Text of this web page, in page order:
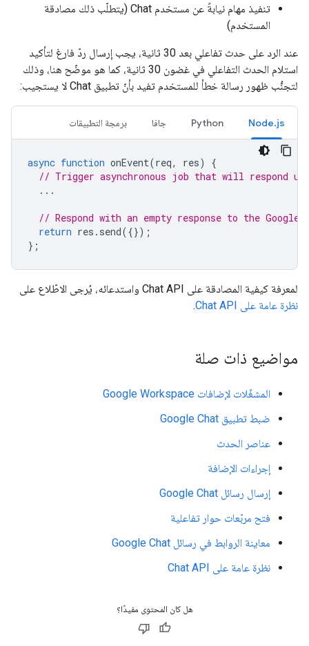
تنفيذ مهام نيابةً عن مستخدم Chat (يتطلّب ذلك مصادقة
المستخدم)
عند الرد على حدث تفاعلي بعد 30 ثانية، يجب إرسال ردّ فارغ لتأكيد
استلام الحدث التفاعلي في غضون 30 ثانية، كما هو موضّح هنا، وذلك
لتجنُّب ظهور رسالة خطأ للمستخدم تفيد بأنّ تطبيق Chat لا يستجيب:
Node.js
Python جافا برمجة التطبيقات
async function onEvent(req, res)
{
// Trigger asynchronous job that will respond
...
// Respond with an empty response to the Google
return res . send({});
};
لمعرفة كيفية المصادقة على Chat API واستدعائه، يُرجى الاطّلاع على
نظرة عامة على Chat API
.
مواضيع ذات صلة
المشغّلات لإضافات Google Workspace
ضبط تطبيق Google Chat
عناصر الحدث
إجراءات الإضافة
إرسال رسائل Google Chat
فتح مربّعات حوار تفاعلية
معاينة الروابط في رسائل Google Chat
نظرة عامة على Chat API
هل كان المحتوى مفيدًا؟